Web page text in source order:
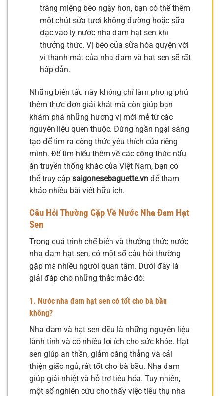
tráng miệng béo ngậy hơn, bạn có thể thêm
một chút sữa tươi không đường hoặc sữa
đặc vào ly nước nha đam hạt sen khi
thưởng thức. Vị béo của sữa hòa quyện với
vị thanh mát của nha đam và hạt sen sẽ rất
hấp dẫn.
Những biến tấu này không chỉ làm phong phú
thêm thực đơn giải khát mà còn giúp bạn
khám phá những hương vị mới mẻ từ các
nguyên liệu quen thuộc. Đừng ngần ngại sáng
tạo để tìm ra công thức yêu thích của riêng
mình. Để tìm hiểu thêm về các công thức nấu
ăn truyền thống khác của Việt Nam, bạn có
thể truy cập saigonesebaguette.vn để tham
khảo nhiều bài viết hữu ích.
Câu Hỏi Thường Gặp Về Nước Nha Đam Hạt
Sen
Trong quá trình chế biến và thưởng thức nước
nha đam hạt sen, có một số câu hỏi thường
gặp mà nhiều người quan tâm. Dưới đây là
giải đáp cho những thắc mắc đó:
1. Nước nha đam hạt sen có tốt cho bà bầu
không?
Nha đam và hạt sen đều là những nguyên liệu
lành tính và có nhiều lợi ích cho sức khỏe. Hạt
sen giúp an thần, giảm căng thẳng và cải
thiện giấc ngủ, rất tốt cho bà bầu. Nha đam
giúp giải nhiệt và hỗ trợ tiêu hóa. Tuy nhiên,
một số nghiên cứu cho thấy việc tiêu thụ nha